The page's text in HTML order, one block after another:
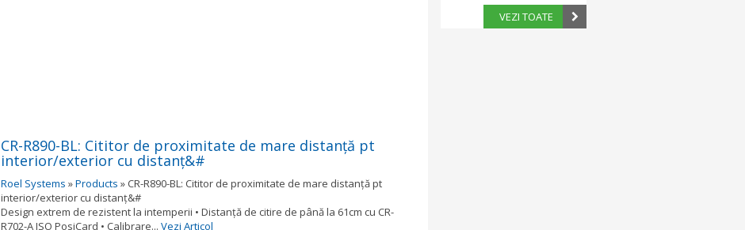
CR-R890-BL: Cititor de proximitate de mare distanţă pt
interior/exterior cu distanţ&#
Roel Systems »Products » CR-R890-BL: Cititor de proximitate de mare distanţă pt
interior/exterior cu distanţ&#
Design extrem de rezistent la intemperii • Distanţă de citire de până la 61cm cu CR-
R702-A ISO PosiCard • Calibrare... Vezi Articol
VEZI TOATE